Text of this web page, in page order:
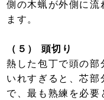
側の木蝋が外側に流
ます。
（５） 頭切り
熱した包丁で頭の
いれすぎると、芯
で、最も熟練を必要